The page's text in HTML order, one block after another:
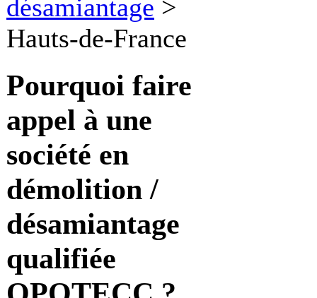
désamiantage >
Hauts-de-France
Pourquoi faire
appel à une
société en
démolition /
désamiantage
qualifiée